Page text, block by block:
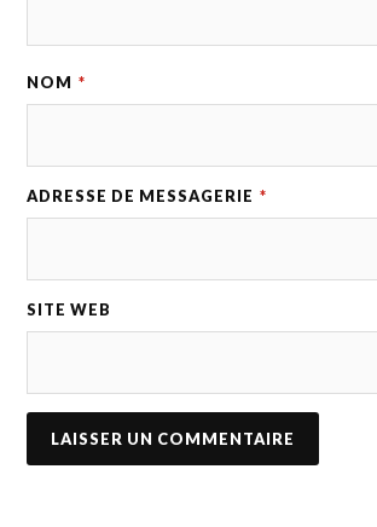
NOM *
ADRESSE DE MESSAGERIE *
SITE WEB